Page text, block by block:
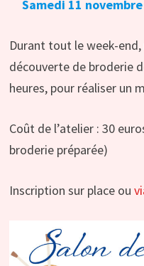
Samedi 11
Durant tout le week-
découverte de broderie
heures, pour réaliser un
Coût de l’atelier : 30
broderie préparée)
Inscription sur place ou